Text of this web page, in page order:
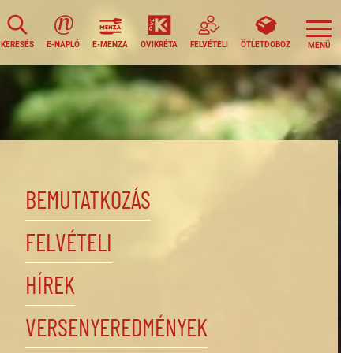
KERESÉS E-NAPLÓ E-MENZA OVIKRÉTA FELVÉTELI ÖTLETDOBOZ
BEMUTATKOZÁS
FELVÉTELI
HÍREK
VERSENYEREDMÉNYEK